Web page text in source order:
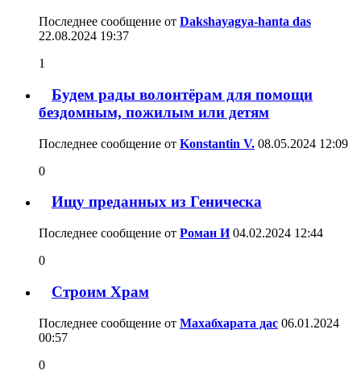
Последнее сообщение от Dakshayagya-hanta das
22.08.2024 19:37
1
Будем рады волонтёрам для помощи
бездомным, пожилым или детям
Последнее сообщение от Konstantin V. 08.05.2024 12:09
0
Ищу преданных из Геническа
Последнее сообщение от Роман И04.02.2024 12:44
0
Строим Храм
Последнее сообщение от Махабхарата дас 06.01.2024
00:57
0